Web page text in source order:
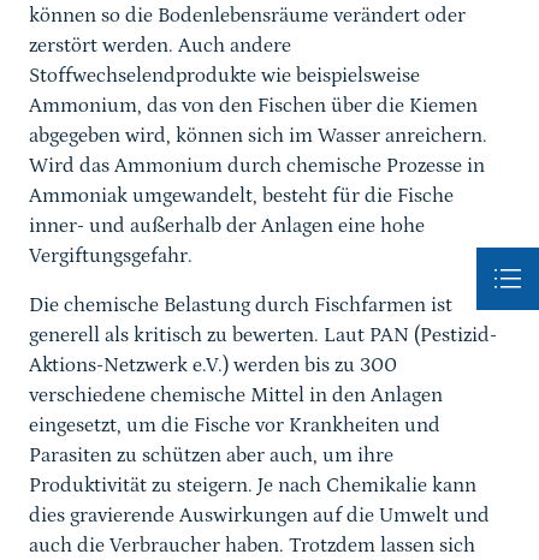
können so die Bodenlebensräume verändert oder
zerstört werden. Auch andere
Stoffwechselendprodukte wie beispielsweise
Ammonium, das von den Fischen über die Kiemen
abgegeben wird, können sich im Wasser anreichern.
Wird das Ammonium durch chemische Prozesse in
Ammoniak umgewandelt, besteht für die Fische
inner- und außerhalb der Anlagen eine hohe
Vergiftungsgefahr.
Die chemische Belastung durch Fischfarmen ist
generell als kritisch zu bewerten. Laut PAN (Pestizid-
Aktions-Netzwerk e.V.) werden bis zu 300
verschiedene chemische Mittel in den Anlagen
eingesetzt, um die Fische vor Krankheiten und
Parasiten zu schützen aber auch, um ihre
Produktivität zu steigern. Je nach Chemikalie kann
dies gravierende Auswirkungen auf die Umwelt und
auch die Verbraucher haben. Trotzdem lassen sich